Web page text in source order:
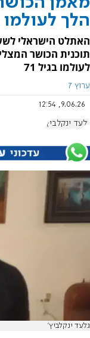
הלך לעולמו
האתלט הישראלי
תוכנית הכושר
לעולמו בגיל 71
ערוץ 7
9.06.26, 12:54
גלעד ינקלביץ'
גלעד ינקלביץ'